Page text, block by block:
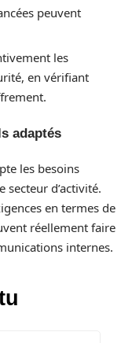
peuvent
les
en vérifiant
adaptés
les besoins
d’activité.
en termes de
réellement faire
internes.